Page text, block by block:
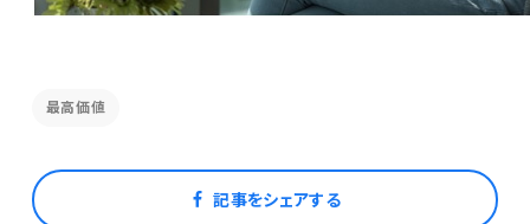
最高価値
記事をシェアする